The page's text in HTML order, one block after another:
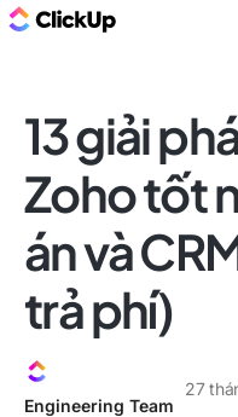
13 giải
Zoho tốt
án và
trả phí)
Engineering Team
27